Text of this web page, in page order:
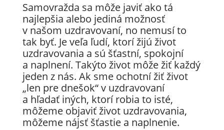
Samovražda sa môže javiť ako tá
najlepšia alebo jediná možnosť
v našom uzdravovaní, no nemusí to
tak byť. Je veľa ľudí, ktorí žijú život
uzdravovania a sú šťastní, spokojní
a naplnení. Takýto život môže žiť každý
jeden z nás. Ak sme ochotní žiť život
„len pre dnešok“ v uzdravovaní
a hľadať iných, ktorí robia to isté,
môžeme objaviť život uzdravovania,
môžeme nájsť šťastie a naplnenie.